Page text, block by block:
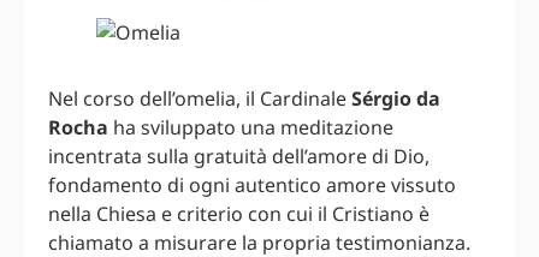
Nel corso dell’omelia, il CardinaleSérgio da
Rocha ha sviluppato una meditazione
incentrata sulla gratuità dell’amore di Dio,
fondamento di ogni autentico amore vissuto
nella Chiesa e criterio con cui il Cristiano è
chiamato a misurare la propria testimonianza.